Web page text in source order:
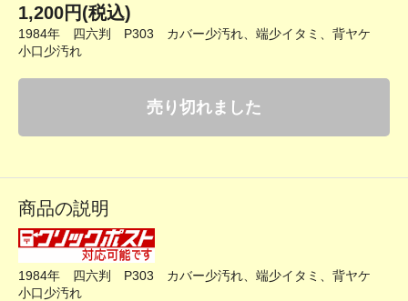
1,200円(税込)
1984年 四六判 P303 カバー少汚れ、端少イタミ、背ヤケ
小口少汚れ
売り切れました
商品の説明
1984年 四六判 P303 カバー少汚れ、端少イタミ、背ヤケ
小口少汚れ